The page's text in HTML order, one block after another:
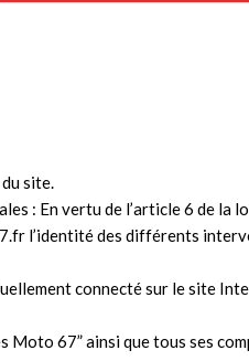
site.
: En vertu de l’article 6 de la
l’identité des différents
connecté sur le site
Moto 67” ainsi que tous ses